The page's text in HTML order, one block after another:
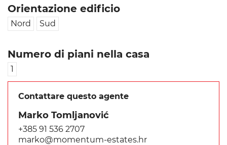
Orientazione edificio
Nord Sud
Numero di piani nella casa
1
Contattare questo agente
Marko Tomljanović
+385 91 536 2707
marko@momentum-estates.hr